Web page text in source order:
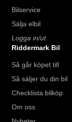
Bilservice
Sälja elbil
Logga in/ut
Riddermark Bil
Så går köpet till
Så säljer du din bil
Checklista bilköp
Om oss